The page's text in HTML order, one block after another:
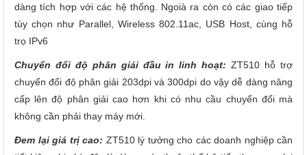
dàng tích hợp với các hệ thống. Ngoià ra còn có các giao tiếp
tùy chọn như Parallel, Wireless 802.11ac, USB Host, cùng hỗ
trọ IPv6
Chuyển đổi độ phân giải đầu in linh hoạt: ZT510 hỗ trợ
chuyển đổi độ phân giải 203dpi và 300dpi do vậy dễ dàng nâng
cấp lên độ phân giải cao hơn khi có nhu cầu chuyển đổi mà
không cần phải thay máy mới.
Đem lại giá trị cao: ZT510 lý tưởng cho các doanh nghiệp cần